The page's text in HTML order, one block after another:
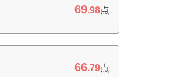
69.98点
66.79点